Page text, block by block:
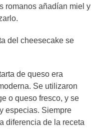
romanos añadían miel y
del cheesecake se
de queso era
Se utilizaron
o queso fresco, y se
especias. Siempre
diferencia de la receta